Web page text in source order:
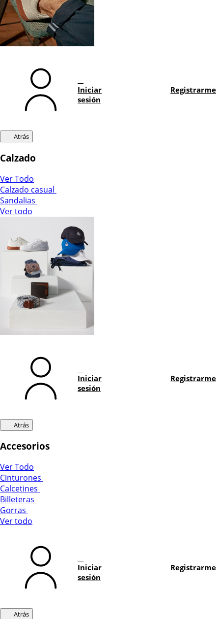
Iniciar
sesión
Registrarme
Atrás
Calzado
Ver Todo
Calzado casual
Sandalias
Ver todo
Iniciar
sesión
Registrarme
Atrás
Accesorios
Ver Todo
Cinturones
Calcetines
Billeteras
Gorras
Ver todo
Iniciar
sesión
Registrarme
Atrás